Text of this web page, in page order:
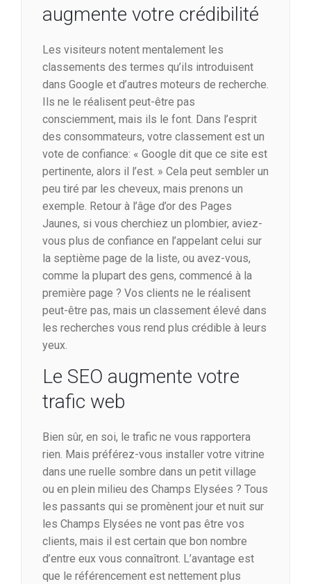
augmente votre crédibilité
Les visiteurs notent mentalement les
classements des termes qu’ils introduisent
dans Google et d’autres moteurs de recherche.
Ils ne le réalisent peut-être pas
consciemment, mais ils le font. Dans l’esprit
des consommateurs, votre classement est un
vote de confiance: « Google dit que ce site est
pertinente, alors il l’est. » Cela peut sembler un
peu tiré par les cheveux, mais prenons un
exemple. Retour à l’âge d’or des Pages
Jaunes, si vous cherchiez un plombier, aviez-
vous plus de confiance en l’appelant celui sur
la septième page de la liste, ou avez-vous,
comme la plupart des gens, commencé à la
première page ? Vos clients ne le réalisent
peut-être pas, mais un classement élevé dans
les recherches vous rend plus crédible à leurs
yeux.
Le SEO augmente votre
trafic web
Bien sûr, en soi, le trafic ne vous rapportera
rien. Mais préférez-vous installer votre vitrine
dans une ruelle sombre dans un petit village
ou en plein milieu des Champs Elysées ? Tous
les passants qui se promènent jour et nuit sur
les Champs Elysées ne vont pas être vos
clients, mais il est certain que bon nombre
d’entre eux vous connaîtront. L’avantage est
que le référencement est nettement plus